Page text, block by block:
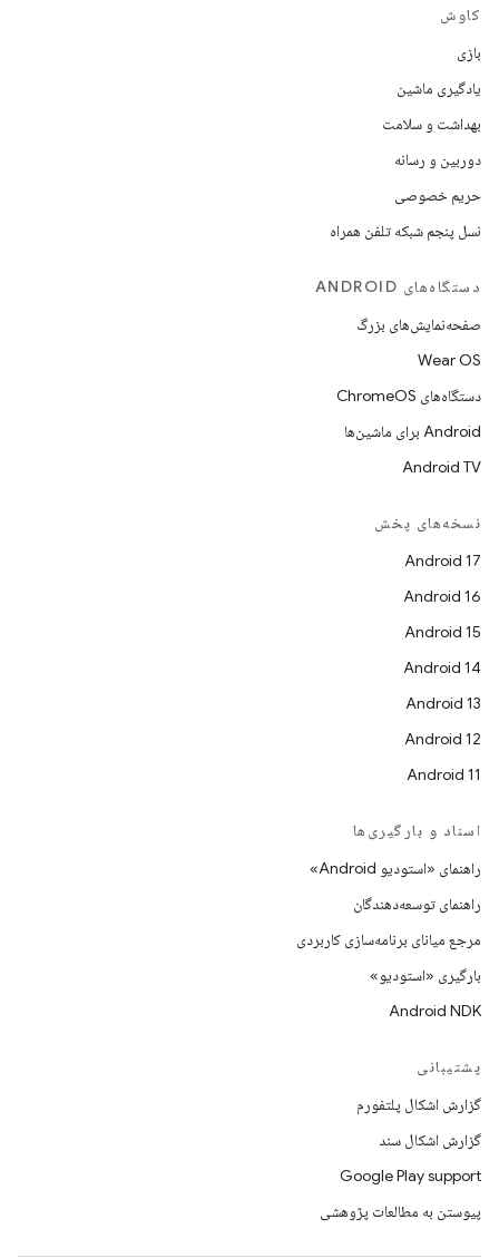
کاوش
بازی
یادگیری ماشین
بهداشت و سلامت
دوربین و رسانه
حریم خصوصی
نسل پنجم شبکه تلفن همراه
دستگاه‌های ANDROID
صفحه‌نمایش‌های بزرگ
Wear OS
دستگاه‌های ChromeOS
Android برای ماشین‌ها
Android TV
نسخه‌های پخش
Android 17
Android 16
Android 15
Android 14
Android 13
Android 12
Android 11
اسناد و بارگیری‌ها
راهنمای «استودیو Android»
راهنمای توسعه‌دهندگان
مرجع میانای برنامه‌سازی کاربردی
بارگیری «استودیو»
Android NDK
پشتیبانی
گزارش اشکال پلتفورم
گزارش اشکال سند
Google Play support
پیوستن به مطالعات پژوهشی